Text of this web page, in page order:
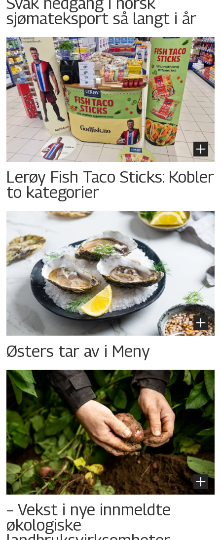
sjømateksport så langt i år
Lerøy Fish Taco Sticks: Kobler
to kategorier
Østers tar av i Meny
– Vekst i nye innmeldte
økologiske